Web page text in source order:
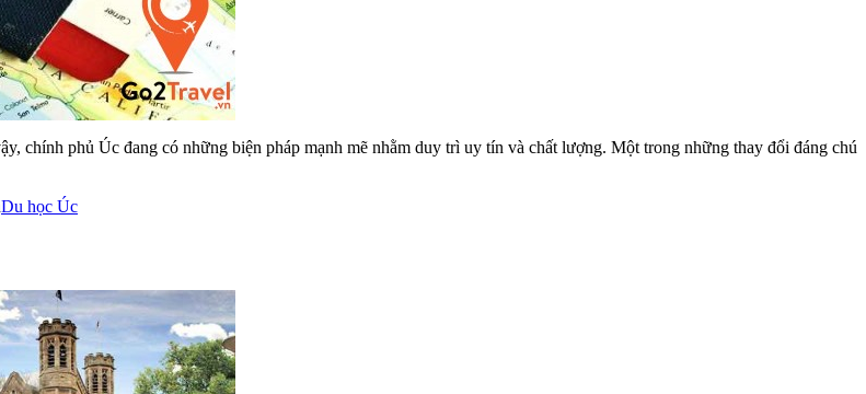
chính phủ Úc đang có những biện pháp mạnh mẽ nhằm duy trì uy tín và chất lượng. Một trong những thay đổi đáng chú
Du học Úc